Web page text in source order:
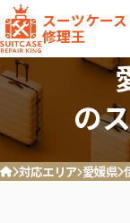
スーツケース
修理王
の
ホーム対応エリア 愛媛県